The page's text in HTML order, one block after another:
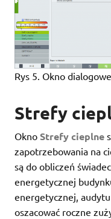
Rys 5. Okno
Strefy
Okno Strefy cieplne
zapotrzebowania na
są do obliczeń
energetycznej
energetycznej,
oszacować roczne